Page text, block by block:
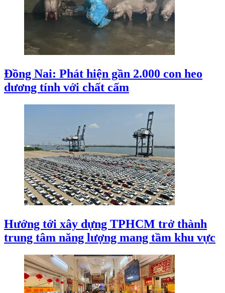
Đồng Nai: Phát hiện gần 2.000 con heo
dương tính với chất cấm
Hướng tới xây dựng TPHCM trở thành
trung tâm năng lượng mang tầm khu vực